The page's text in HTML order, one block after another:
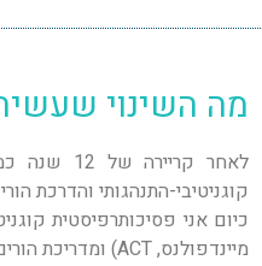
מה השינוי
לאחר
קוגניטיבי-התנהגותי והדרכת
כיום אני פסיכותרפיסטית
מיינדפולנס, ACT) ומדריכת הורים.